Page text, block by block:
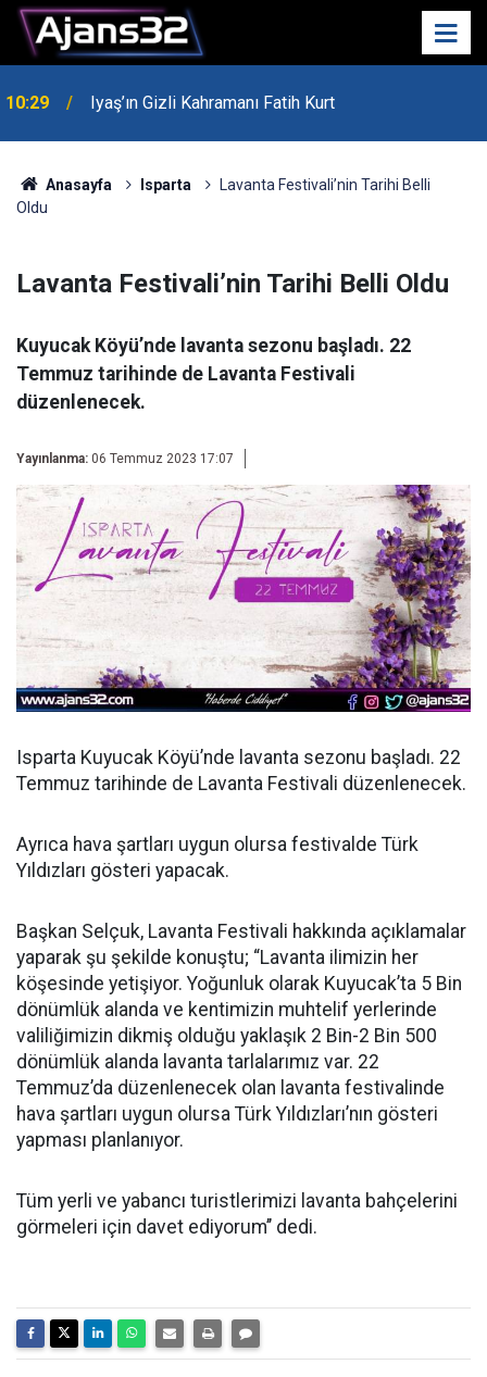
10:29 Iyaş’ın Gizli Kahramanı Fatih Kurt
00:52 Isparta'da Asker Eğlencesinde Kavga Çıktı
Anasayfa Isparta
Lavanta Festivali’nin Tarihi Belli
Oldu
Lavanta Festivali’nin Tarihi Belli Oldu
Kuyucak Köyü’nde lavanta sezonu başladı. 22
Temmuz tarihinde de Lavanta Festivali
düzenlenecek.
Yayınlanma: 06 Temmuz 2023 17:07
Isparta Kuyucak Köyü’nde lavanta sezonu başladı. 22
Temmuz tarihinde de Lavanta Festivali düzenlenecek.
Ayrıca hava şartları uygun olursa festivalde Türk
Yıldızları gösteri yapacak.
Başkan Selçuk, Lavanta Festivali hakkında açıklamalar
yaparak şu şekilde konuştu; “Lavanta ilimizin her
köşesinde yetişiyor. Yoğunluk olarak Kuyucak’ta 5 Bin
dönümlük alanda ve kentimizin muhtelif yerlerinde
valiliğimizin dikmiş olduğu yaklaşık 2 Bin-2 Bin 500
dönümlük alanda lavanta tarlalarımız var. 22
Temmuz’da düzenlenecek olan lavanta festivalinde
hava şartları uygun olursa Türk Yıldızları’nın gösteri
yapması planlanıyor.
Tüm yerli ve yabancı turistlerimizi lavanta bahçelerini
görmeleri için davet ediyorum’’ dedi.